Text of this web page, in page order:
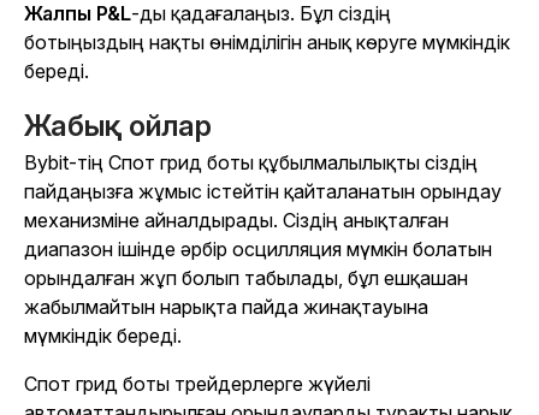
Жалпы P&L-ды қадағалаңыз. Бұл сіздің
ботыңыздың нақты өнімділігін анық көруге мүмкіндік
береді.
Жабық ойлар
Bybit-тің Спот грид боты құбылмалылықты сіздің
пайдаңызға жұмыс істейтін қайталанатын орындау
механизміне айналдырады. Сіздің анықталған
диапазон ішінде әрбір осцилляция мүмкін болатын
орындалған жұп болып табылады, бұл ешқашан
жабылмайтын нарықта пайда жинақтауына
мүмкіндік береді.
Спот грид боты трейдерлерге жүйелі